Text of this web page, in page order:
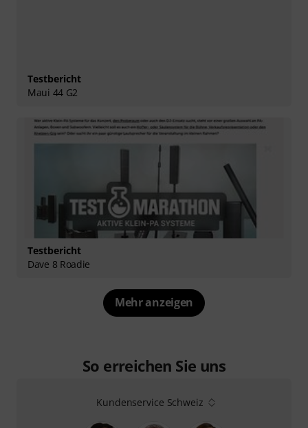
Testbericht
Maui 44 G2
Testbericht
Dave 8 Roadie
Mehr anzeigen
So erreichen Sie uns
Kundenservice Schweiz